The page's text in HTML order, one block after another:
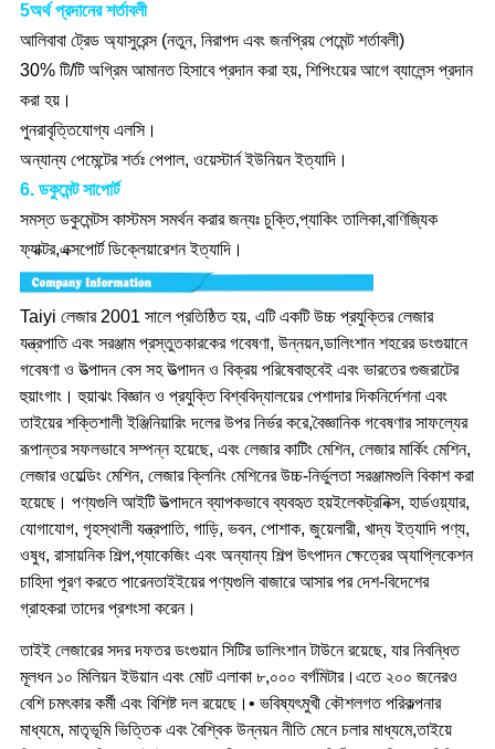
5অর্থ প্রদানের শর্তাবলী
আলিবাবা ট্রেড অ্যাসুরেন্স (নতুন, নিরাপদ এবং জনপ্রিয় পেমেন্ট শর্তাবলী)
30% টি/টি অগ্রিম আমানত হিসাবে প্রদান করা হয়, শিপিংয়ের আগে ব্যালেন্স প্রদান
করা হয়।
পুনরাবৃত্তিযোগ্য এলসি।
অন্যান্য পেমেন্টের শর্তঃ পেপাল, ওয়েস্টার্ন ইউনিয়ন ইত্যাদি।
6. ডকুমেন্ট সাপোর্ট
সমস্ত ডকুমেন্টস কাস্টমস সমর্থন করার জন্যঃ চুক্তি,প্যাকিং তালিকা,বাণিজ্যিক
ফ্যাক্টর,এক্সপোর্ট ডিক্লেয়ারেশন ইত্যাদি।
Taiyi লেজার 2001 সালে প্রতিষ্ঠিত হয়, এটি একটি উচ্চ প্রযুক্তির লেজার
যন্ত্রপাতি এবং সরঞ্জাম প্রস্তুতকারকের গবেষণা, উন্নয়ন,ডালিংশান শহরের ডংগুয়ানে
গবেষণা ও উত্পাদন বেস সহ উত্পাদন ও বিক্রয় পরিষেবাহুবেই এবং ভারতের গুজরাটের
হুয়াংগাং। হুয়াঝং বিজ্ঞান ও প্রযুক্তি বিশ্ববিদ্যালয়ের পেশাদার দিকনির্দেশনা এবং
তাইয়ের শক্তিশালী ইঞ্জিনিয়ারিং দলের উপর নির্ভর করে,বৈজ্ঞানিক গবেষণার সাফল্যের
রূপান্তর সফলভাবে সম্পন্ন হয়েছে, এবং লেজার কাটিং মেশিন, লেজার মার্কিং মেশিন,
লেজার ওয়েল্ডিং মেশিন, লেজার ক্লিনিং মেশিনের উচ্চ-নির্ভুলতা সরঞ্জামগুলি বিকাশ করা
হয়েছে। পণ্যগুলি আইটি উত্পাদনে ব্যাপকভাবে ব্যবহৃত হয়ইলেকট্রনিক্স, হার্ডওয়্যার,
যোগাযোগ, গৃহস্থালী যন্ত্রপাতি, গাড়ি, ভবন, পোশাক, জুয়েলারী, খাদ্য ইত্যাদি পণ্য,
ওষুধ, রাসায়নিক শিল্প,প্যাকেজিং এবং অন্যান্য শিল্প উৎপাদন ক্ষেত্রের অ্যাপ্লিকেশন
চাহিদা পূরণ করতে পারেনতাইইয়ের পণ্যগুলি বাজারে আসার পর দেশ-বিদেশের
গ্রাহকরা তাদের প্রশংসা করেন।
তাইই লেজারের সদর দফতর ডংগুয়ান সিটির ডালিংশান টাউনে রয়েছে, যার নিবন্ধিত
মূলধন ১০ মিলিয়ন ইউয়ান এবং মোট এলাকা ৮,০০০ বর্গমিটার।এতে ২০০ জনেরও
বেশি চমৎকার কর্মী এবং বিশিষ্ট দল রয়েছে।• ভবিষ্যৎমুখী কৌশলগত পরিকল্পনার
মাধ্যমে, মাতৃভূমি ভিত্তিক এবং বৈশ্বিক উন্নয়ন নীতি মেনে চলার মাধ্যমে,তাইয়ে